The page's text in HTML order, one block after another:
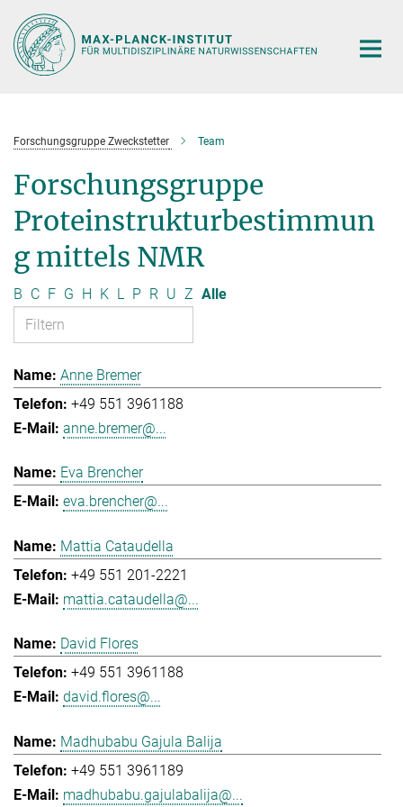
Hauptinhalt
Forschungsgruppe Zweckstetter Team
Forschungsgruppe
Proteinstrukturbestimmun
g mittels NMR
B C F G H K L P R U Z Alle
Anne Bremer
+49 551 3961188
anne.bremer@...
Eva Brencher
eva.brencher@...
Mattia Cataudella
+49 551 201-2221
mattia.cataudella@...
David Flores
+49 551 3961188
david.flores@...
Madhubabu Gajula Balija
+49 551 3961189
madhubabu.gajulabalija@...